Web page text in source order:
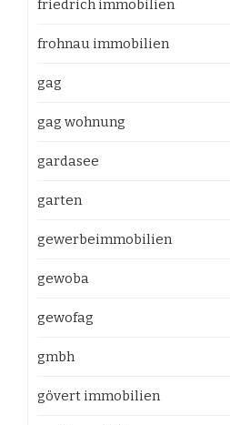
friedrich immobilien
frohnau immobilien
gag
gag wohnung
gardasee
garten
gewerbeimmobilien
gewoba
gewofag
gmbh
gövert immobilien